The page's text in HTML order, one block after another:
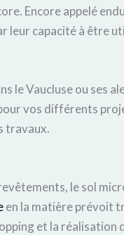
Encore appelé
leur capacité à être
le Vaucluse ou ses
vos différents
travaux.
le sol
en la matière prévoit
et la réalisation